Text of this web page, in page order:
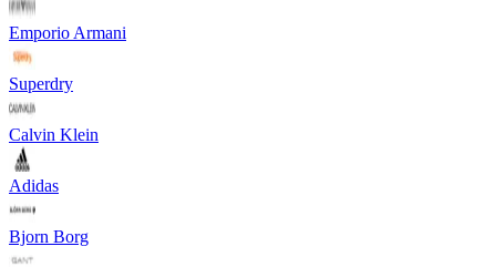
Emporio Armani
Superdry
Calvin Klein
Adidas
Bjorn Borg